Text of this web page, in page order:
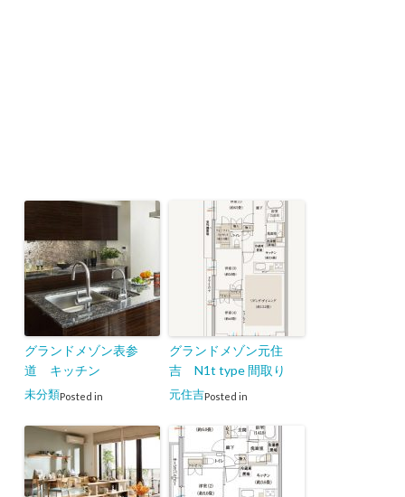
グランドメゾン表参
道 キッチン
Posted in
未分類
グランドメゾン元住
吉 N1t type 間取り
Posted in
元住吉